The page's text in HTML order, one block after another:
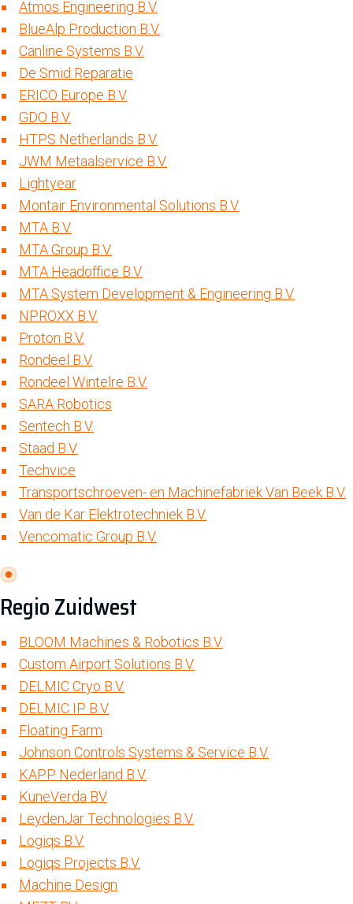
Atmos Engineering B.V.
BlueAlp Production B.V.
Canline Systems B.V.
De Smid Reparatie
ERICO Europe B.V.
GDO B.V.
HTPS Netherlands B.V.
JWM Metaalservice B.V.
Lightyear
Montair Environmental Solutions B.V.
MTA B.V.
MTA Group B.V.
MTA Headoffice B.V.
MTA System Development & Engineering B.V.
NPROXX B.V.
Proton B.V.
Rondeel B.V.
Rondeel Wintelre B.V.
SARA Robotics
Sentech B.V.
Staad B.V.
Techvice
Transportschroeven- en Machinefabriek Van Beek B.V.
Van de Kar Elektrotechniek B.V.
Vencomatic Group B.V.
Regio Zuidwest
BLOOM Machines & Robotics B.V.
Custom Airport Solutions B.V.
DELMIC Cryo B.V.
DELMIC IP B.V.
Floating Farm
Johnson Controls Systems & Service B.V.
KAPP Nederland B.V.
KuneVerda BV
LeydenJar Technologies B.V.
Logiqs B.V.
Logiqs Projects B.V.
Machine Design